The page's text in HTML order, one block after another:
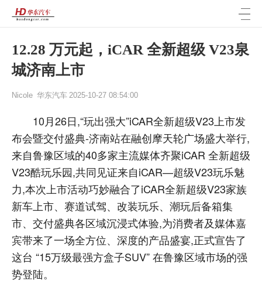
12.28 万元起，iCAR 全新超级 V23泉
城济南上市
Nicole 华东汽车 2025-10-27 08:54:00
10月26日,“玩出强大”iCAR全新超级V23上市发
布会暨交付盛典-济南站在融创摩天轮广场盛大举行,
来自鲁豫区域的40多家主流媒体齐聚iCAR 全新超级
V23酷玩乐园,共同见证来自iCAR—超级V23玩乐魅
力,本次上市活动巧妙融合了iCAR全新超级V23家族
新车上市、赛道试驾、改装玩乐、潮玩后备箱集
市、交付盛典各区域沉浸式体验,为消费者及媒体嘉
宾带来了一场全方位、深度的产品盛宴,正式宣告了
这台 “15万级最强方盒子SUV” 在鲁豫区域市场的强
势登陆。